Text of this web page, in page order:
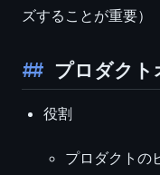
ズすることが重要）
プロダクト
役割
プロダクトの